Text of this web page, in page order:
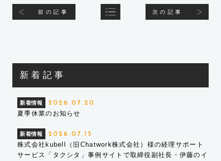
前の記事 次の記事
新着記事
新着情報 2026.07.20
夏季休業のお知らせ
新着情報 2026.07.15
株式会社kubell（旧Chatwork株式会社）様の経理サポート
サービス「タクシタ」事例サイトで取締役副社長・伊藤のイ